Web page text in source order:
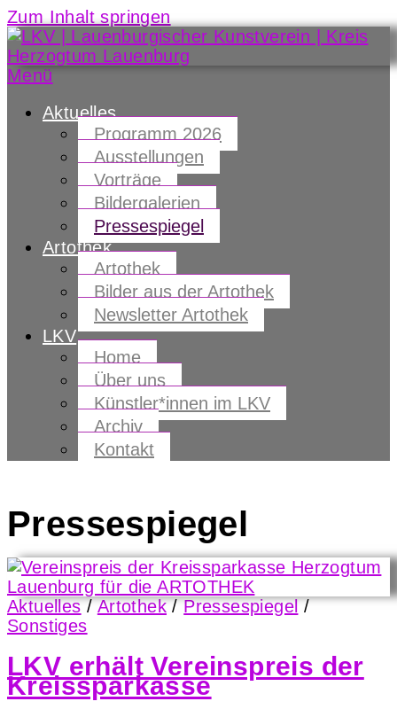
Zum Inhalt springen
Menü
Aktuelles
Programm 2026
Ausstellungen
Vorträge
Bildergalerien
Pressespiegel
Artothek
Artothek
Bilder aus der Artothek
Newsletter Artothek
LKV
Home
Über uns
Künstler*innen im LKV
Archiv
Kontakt
Pressespiegel
Aktuelles/Artothek/Pressespiegel/
Sonstiges
LKV erhält Vereinspreis der
Kreissparkasse